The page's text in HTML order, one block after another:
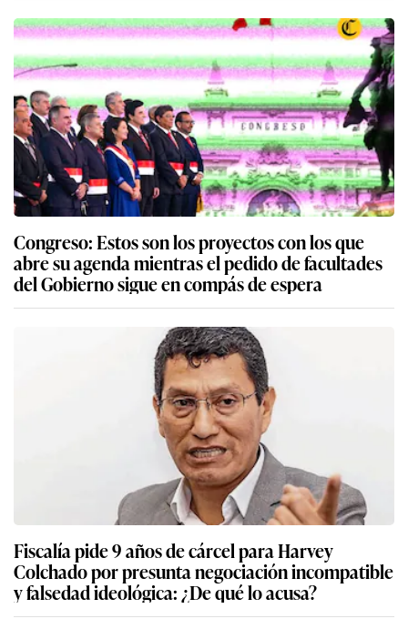
Congreso: Estos son los proyectos con los que
abre su agenda mientras el pedido de facultades
del Gobierno sigue en compás de espera
Fiscalía pide 9 años de cárcel para Harvey
Colchado por presunta negociación incompatible
y falsedad ideológica: ¿De qué lo acusa?